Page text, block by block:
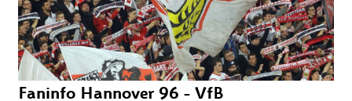
Faninfo Hannover 96 - VfB